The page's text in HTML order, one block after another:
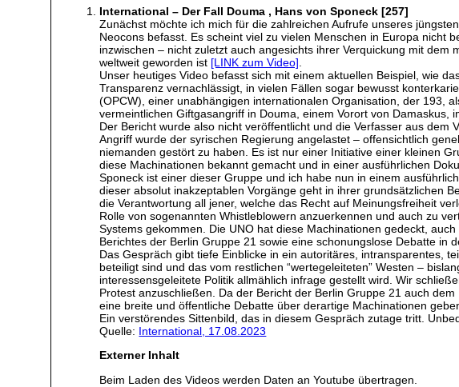
International – Der Fall Douma , Hans von Sponeck [257]
Zunächst möchte ich mich für die zahlreichen Aufrufe unseres
Neocons befasst. Es scheint viel zu vielen Menschen in Europa nicht
inzwischen – nicht zuletzt auch angesichts ihrer Verquickung mit
weltweit geworden ist [LINK zum Video]
Unser heutiges Video befasst sich mit einem aktuellen Beispiel, wie
Transparenz vernachlässigt, in vielen Fällen sogar bewusst
(OPCW), einer unabhängigen internationalen Organisation, der 193,
vermeintlichen Giftgasangriff in Douma, einem Vorort von Damaskus,
Der Bericht wurde also nicht veröffentlicht und die Verfasser aus
Angriff wurde der syrischen Regierung angelastet – offensichtlich
niemanden gestört zu haben. Es ist nur einer Initiative einer kleinen
diese Machinationen bekannt gemacht und in einer ausführlichen
Sponeck ist einer dieser Gruppe und ich habe nun in einem
dieser absolut inakzeptablen Vorgänge geht in ihrer grundsätzlichen
die Verantwortung all jener, welche das Recht auf Meinungsfreiheit
Rolle von sogenannten Whistleblowern anzuerkennen und auch zu
Systems gekommen. Die UNO hat diese Machinationen gedeckt,
Berichtes der Berlin Gruppe 21 sowie eine schonungslose Debatte in
Das Gespräch gibt tiefe Einblicke in ein autoritäres, intransparentes,
beteiligt sind und das vom restlichen “wertegeleiteten” Westen –
interessensgeleitete Politik allmählich infrage gestellt wird. Wir
Protest anzuschließen. Da der Bericht der Berlin Gruppe 21 auch
eine breite und öffentliche Debatte über derartige Machinationen
Ein verstörendes Sittenbild, das in diesem Gespräch zutage tritt.
Quelle: International, 17.08.2023
Externer Inhalt
Beim Laden des Videos werden Daten an Youtube übertragen.